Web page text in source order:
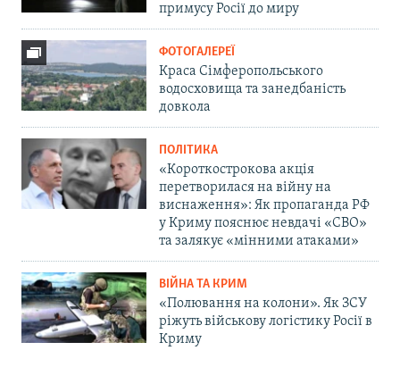
примусу Росії до миру
ФОТОГАЛЕРЕЇ
Краса Сімферопольського
водосховища та занедбаність
довкола
ПОЛІТИКА
«Короткострокова акція
перетворилася на війну на
виснаження»: Як пропаганда РФ
у Криму пояснює невдачі «СВО»
та залякує «мінними атаками»
ВІЙНА ТА КРИМ
«Полювання на колони». Як ЗСУ
ріжуть військову логістику Росії в
Криму